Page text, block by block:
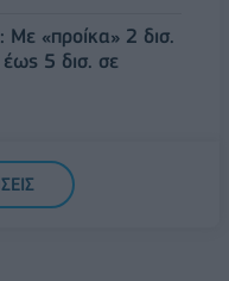
Με «προίκα» 2 δισ.
5 δισ. σε
βρίσκεται η
μετάβαση